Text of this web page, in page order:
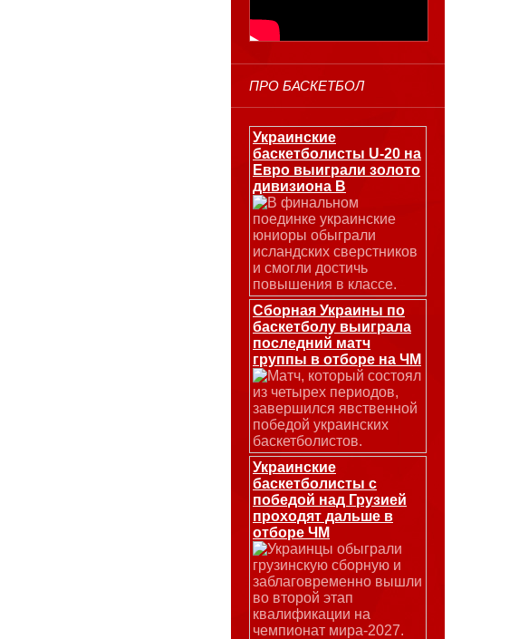
ПРО БАСКЕТБОЛ
Украинские
баскетболисты U-20 на
Евро выиграли золото
дивизиона В
В финальном
поединке украинские
юниоры обыграли
исландских сверстников
и смогли достичь
повышения в классе.
Сборная Украины по
баскетболу выиграла
последний матч
группы в отборе на ЧМ
Матч, который состоял
из четырех периодов,
завершился явственной
победой украинских
баскетболистов.
Украинские
баскетболисты с
победой над Грузией
проходят дальше в
отборе ЧМ
Украинцы обыграли
грузинскую сборную и
заблаговременно вышли
во второй этап
квалификации на
чемпионат мира-2027.